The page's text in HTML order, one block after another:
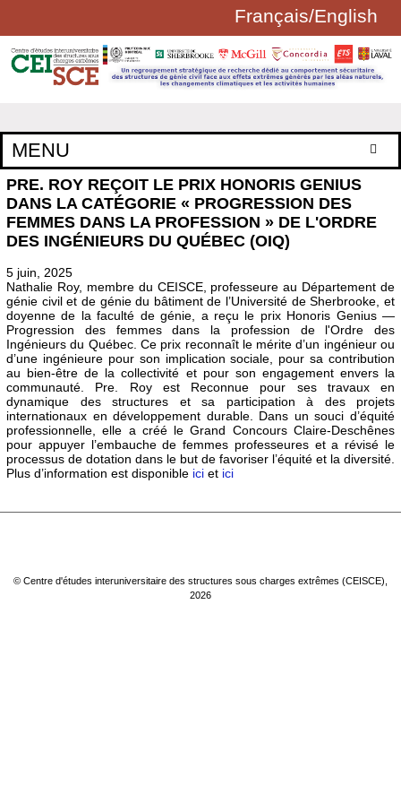
Français/English
Aller au contenu principal
FORMULAIRE
DE
RECHERCHE
MENU
Accueil
Axes de recherche
Membres réguliers
Comité étudiant et bourses
Laboratoires
Activités
Publications
Documents et logiciels
Partenariats
Liens utiles
Annonces
PRE. ROY REÇOIT LE PRIX HONORIS GENIUS
DANS LA CATÉGORIE « PROGRESSION DES
FEMMES DANS LA PROFESSION » DE L'ORDRE
DES INGÉNIEURS DU QUÉBEC (OIQ)
5 juin, 2025
Nathalie Roy, membre du CEISCE, professeure au Département de
génie civil et de génie du bâtiment de l’Université de Sherbrooke, et
doyenne de la faculté de génie, a reçu le prix Honoris Genius —
Progression des femmes dans la profession de l'Ordre des
Ingénieurs du Québec. Ce prix reconnaît le mérite d’un ingénieur ou
d’une ingénieure pour son implication sociale, pour sa contribution
au bien-être de la collectivité et pour son engagement envers la
communauté. Pre. Roy est Reconnue pour ses travaux en
dynamique des structures et sa participation à des projets
internationaux en développement durable. Dans un souci d’équité
professionnelle, elle a créé le Grand Concours Claire-Deschênes
pour appuyer l’embauche de femmes professeures et a révisé le
processus de dotation dans le but de favoriser l’équité et la diversité.
Plus d’information est disponible ici et ici
© Centre d'études interuniversitaire des structures sous charges extrêmes (CEISCE),
2026